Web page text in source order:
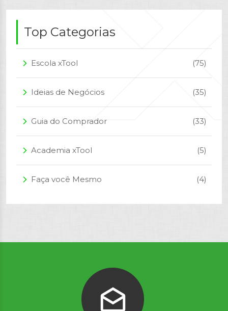
Top Categorias
arrow_forward_ios Escola xTool (75)
arrow_forward_ios Ideias de Negócios (35)
arrow_forward_ios Guia do Comprador (33)
arrow_forward_ios Academia xTool (5)
arrow_forward_ios Faça você Mesmo (4)